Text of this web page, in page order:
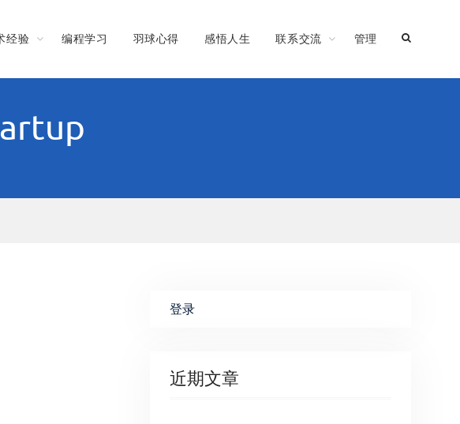
经验 编程学习 羽球心得 感悟人生 联系交流 管理
登录
近期文章